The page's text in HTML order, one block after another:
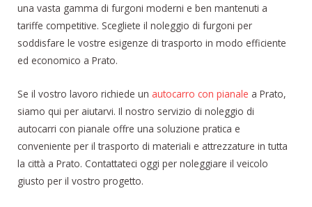
una vasta gamma di furgoni moderni e ben mantenuti a
tariffe competitive. Scegliete il noleggio di furgoni per
soddisfare le vostre esigenze di trasporto in modo efficiente
ed economico a Prato.
Se il vostro lavoro richiede un autocarro con pianale a Prato,
siamo qui per aiutarvi. Il nostro servizio di noleggio di
autocarri con pianale offre una soluzione pratica e
conveniente per il trasporto di materiali e attrezzature in tutta
la città a Prato. Contattateci oggi per noleggiare il veicolo
giusto per il vostro progetto.